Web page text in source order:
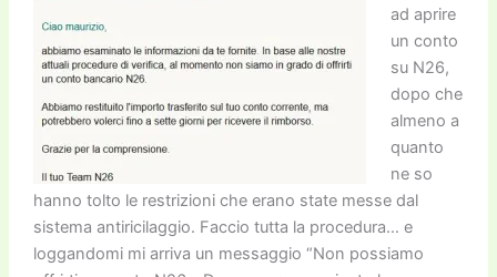
ad aprire
un conto
su N26,
dopo che
almeno a
quanto
ne so
hanno tolto le restrizioni che erano state messe dal
sistema antiricilaggio. Faccio tutta la procedura… e
loggandomi mi arriva un messaggio “Non possiamo